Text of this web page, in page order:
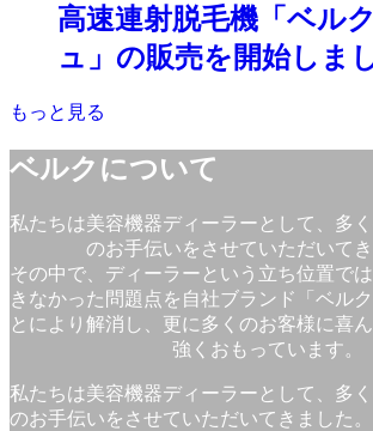
高速連射脱毛機「ベル
ュ」の販売を開始しま
もっと見る
ベルクについて
私たちは美容機器ディーラーとして、多
のお手伝いをさせていただいてき
その中で、ディーラーという立ち位置で
きなかった問題点を自社ブランド「ベル
とにより解消し、更に多くのお客様に喜
強くおもっています。
私たちは美容機器ディーラーとして、多
のお手伝いをさせていただいてきました